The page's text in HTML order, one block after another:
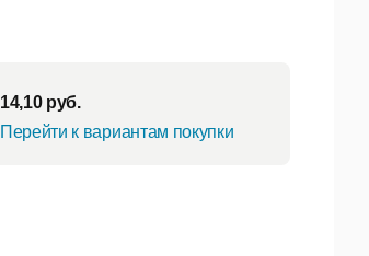
14,10руб.
Перейти к вариантам покупки